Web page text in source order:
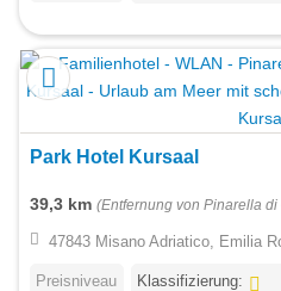
Park Hotel Kursaal
39,3 km (Entfernung von Pinarella di
47843 Misano Adriatico, Emilia
Preisniveau Klassifizierung: